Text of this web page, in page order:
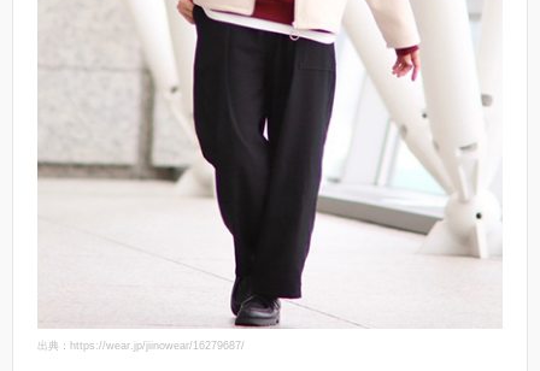
出典：https://wear.jp/jiinowear/16279687/